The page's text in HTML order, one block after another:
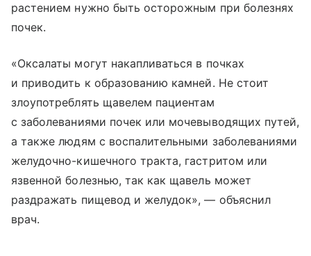
растением нужно быть осторожным при болезнях
почек.
«Оксалаты могут накапливаться в почках
и приводить к образованию камней. Не стоит
злоупотреблять щавелем пациентам
с заболеваниями почек или мочевыводящих путей,
а также людям с воспалительными заболеваниями
желудочно-кишечного тракта, гастритом или
язвенной болезнью, так как щавель может
раздражать пищевод и желудок», — объяснил
врач.